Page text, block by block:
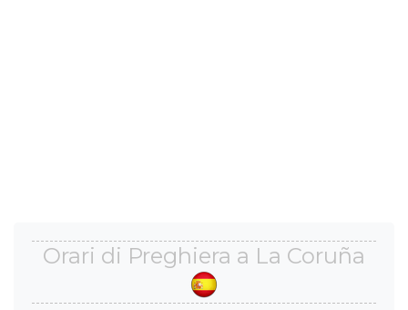
Orari di Preghiera a La Coruña